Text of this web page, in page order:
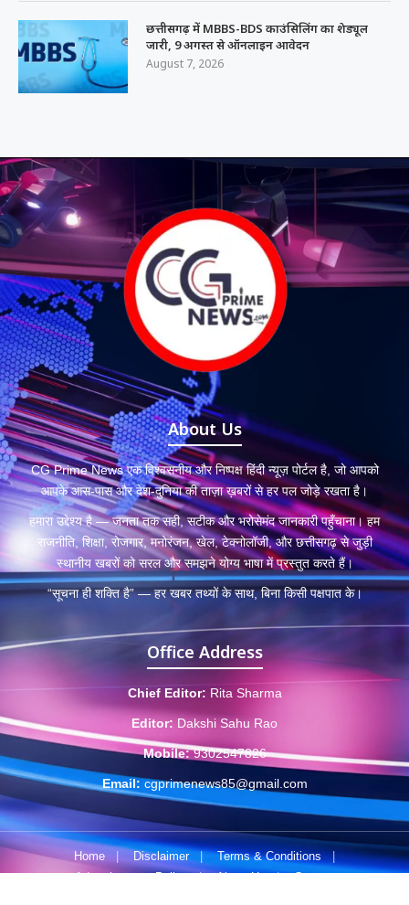
छत्तीसगढ़ में MBBS-BDS काउंसिलिंग का शेड्यूल
जारी, 9 अगस्त से ऑनलाइन आवेदन
August 7, 2026
About Us
CG Prime News एक विश्वसनीय और निष्पक्ष हिंदी न्यूज़ पोर्टल है, जो आपको
आपके आस-पास और देश-दुनिया की ताज़ा ख़बरों से हर पल जोड़े रखता है।
हमारा उद्देश्य है — जनता तक सही, सटीक और भरोसेमंद जानकारी पहुँचाना। हम
राजनीति, शिक्षा, रोजगार, मनोरंजन, खेल, टेक्नोलॉजी, और छत्तीसगढ़ से जुड़ी
स्थानीय खबरों को सरल और समझने योग्य भाषा में प्रस्तुत करते हैं।
“सूचना ही शक्ति है” — हर खबर तथ्यों के साथ, बिना किसी पक्षपात के।
Office Address
Chief Editor: Rita Sharma
Editor: Dakshi Sahu Rao
Mobile: 9302547826
Email: cgprimenews85@gmail.com
Home Disclaimer Terms & Conditions
|
Advertisement Policy
| About Us |
Contact